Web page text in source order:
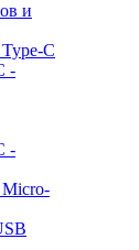
и
C
-
-